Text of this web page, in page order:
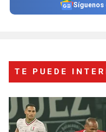
Síguenos
TE PUEDE